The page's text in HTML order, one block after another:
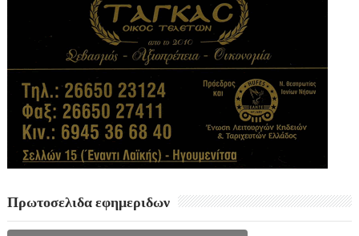
Πρωτοσελιδα εφημεριδων